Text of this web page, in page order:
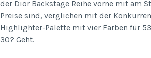
der Dior Backstage Reihe vorne mit am
Preise sind, verglichen mit der
Highlighter-Palette mit vier Farben für
30? Geht.